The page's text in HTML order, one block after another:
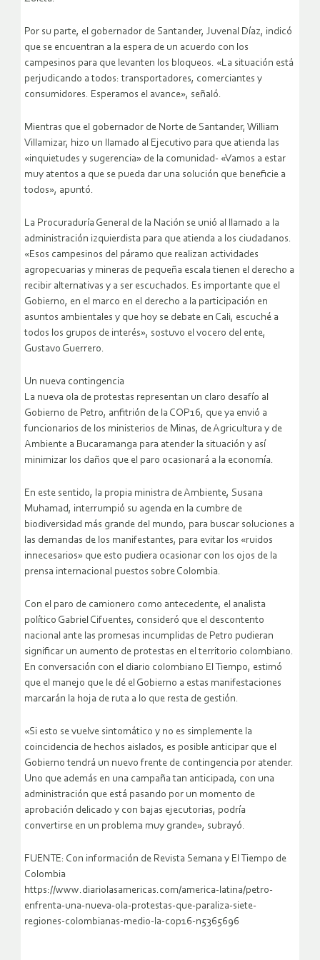
Por su parte, el gobernador de Santander, Juvenal Díaz, indicó
que se encuentran a la espera de un acuerdo con los
campesinos para que levanten los bloqueos. «La situación está
perjudicando a todos: transportadores, comerciantes y
consumidores. Esperamos el avance», señaló.
Mientras que el gobernador de Norte de Santander, William
Villamizar, hizo un llamado al Ejecutivo para que atienda las
«inquietudes y sugerencia» de la comunidad- «Vamos a estar
muy atentos a que se pueda dar una solución que beneficie a
todos», apuntó.
La Procuraduría General de la Nación se unió al llamado a la
administración izquierdista para que atienda a los ciudadanos.
«Esos campesinos del páramo que realizan actividades
agropecuarias y mineras de pequeña escala tienen el derecho a
recibir alternativas y a ser escuchados. Es importante que el
Gobierno, en el marco en el derecho a la participación en
asuntos ambientales y que hoy se debate en Cali, escuché a
todos los grupos de interés», sostuvo el vocero del ente,
Gustavo Guerrero.
Un nueva contingencia
La nueva ola de protestas representan un claro desafío al
Gobierno de Petro, anfitrión de la COP16, que ya envió a
funcionarios de los ministerios de Minas, de Agricultura y de
Ambiente a Bucaramanga para atender la situación y así
minimizar los daños que el paro ocasionará a la economía.
En este sentido, la propia ministra de Ambiente, Susana
Muhamad, interrumpió su agenda en la cumbre de
biodiversidad más grande del mundo, para buscar soluciones a
las demandas de los manifestantes, para evitar los «ruidos
innecesarios» que esto pudiera ocasionar con los ojos de la
prensa internacional puestos sobre Colombia.
Con el paro de camionero como antecedente, el analista
político Gabriel Cifuentes, consideró que el descontento
nacional ante las promesas incumplidas de Petro pudieran
significar un aumento de protestas en el territorio colombiano.
En conversación con el diario colombiano El Tiempo, estimó
que el manejo que le dé el Gobierno a estas manifestaciones
marcarán la hoja de ruta a lo que resta de gestión.
«Si esto se vuelve sintomático y no es simplemente la
coincidencia de hechos aislados, es posible anticipar que el
Gobierno tendrá un nuevo frente de contingencia por atender.
Uno que además en una campaña tan anticipada, con una
administración que está pasando por un momento de
aprobación delicado y con bajas ejecutorias, podría
convertirse en un problema muy grande», subrayó.
FUENTE: Con información de Revista Semana y El Tiempo de
Colombia
https://www.diariolasamericas.com/america-latina/petro-
enfrenta-una-nueva-ola-protestas-que-paraliza-siete-
regiones-colombianas-medio-la-cop16-n5365696